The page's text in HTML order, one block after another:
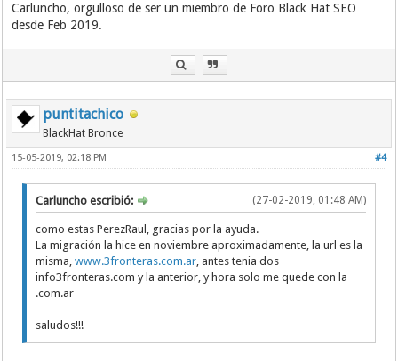
Carluncho, orgulloso de ser un miembro de Foro Black Hat SEO
desde Feb 2019.
puntitachico
BlackHat Bronce
#4
15-05-2019, 02:18 PM
(27-02-2019, 01:48 AM)
Carluncho escribió:
como estas PerezRaul, gracias por la ayuda.
La migración la hice en noviembre aproximadamente, la url es la
misma,www.3fronteras.com.ar, antes tenia dos
info3fronteras.com y la anterior, y hora solo me quede con la
.com.ar
saludos!!!